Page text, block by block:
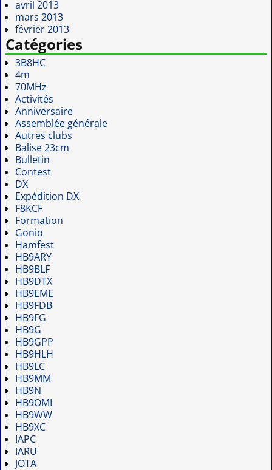
avril 2013
mars 2013
février 2013
Catégories
3B8HC
4m
70MHz
Activités
Anniversaire
Assemblée générale
Autres clubs
Balise 23cm
Bulletin
Contest
DX
Expédition DX
F8KCF
Formation
Gonio
Hamfest
HB9ARY
HB9BLF
HB9DTX
HB9EME
HB9FDB
HB9FG
HB9G
HB9GPP
HB9HLH
HB9LC
HB9MM
HB9N
HB9OMI
HB9WW
HB9XC
IAPC
IARU
JOTA